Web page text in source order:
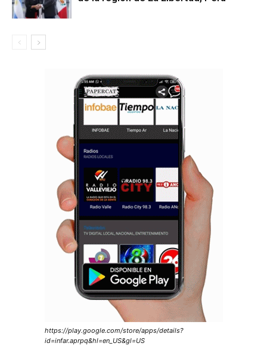
https://play.google.com/store/apps/details?
id=infar.aprpq&hl=en_US&gl=US